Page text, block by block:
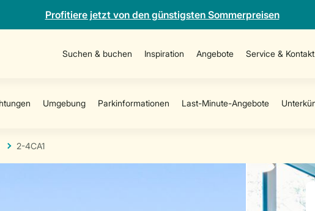
Profitiere jetzt von den günstigsten Sommerpreisen
Suchen & buchen Inspiration Angebote Service & Kontakt
2-4CA1